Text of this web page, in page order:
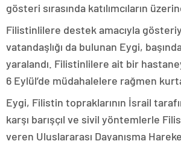
gösteri sırasında katılımcıların
Filistinlilere destek amacıyla
vatandaşlığı da bulunan Eygi,
yaralandı. Filistinlilere ait bir
6 Eylül’de müdahalelere rağmen
Eygi, Filistin topraklarının İsrail
karşı barışçıl ve sivil yöntemlerle
veren Uluslararası Dayanışma